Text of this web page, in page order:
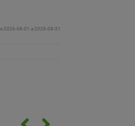
2026-08-01 a 2026-08-31